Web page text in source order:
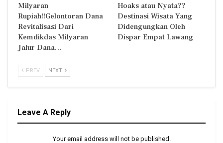
Milyaran
Rupiah!!Gelontoran Dana
Revitalisasi Dari
Kemdikdas Milyaran
Jalur Dana…
Hoaks atau Nyata??
Destinasi Wisata Yang
Didengungkan Oleh
Dispar Empat Lawang
PREV NEXT
Leave A Reply
Your email address will not be published.